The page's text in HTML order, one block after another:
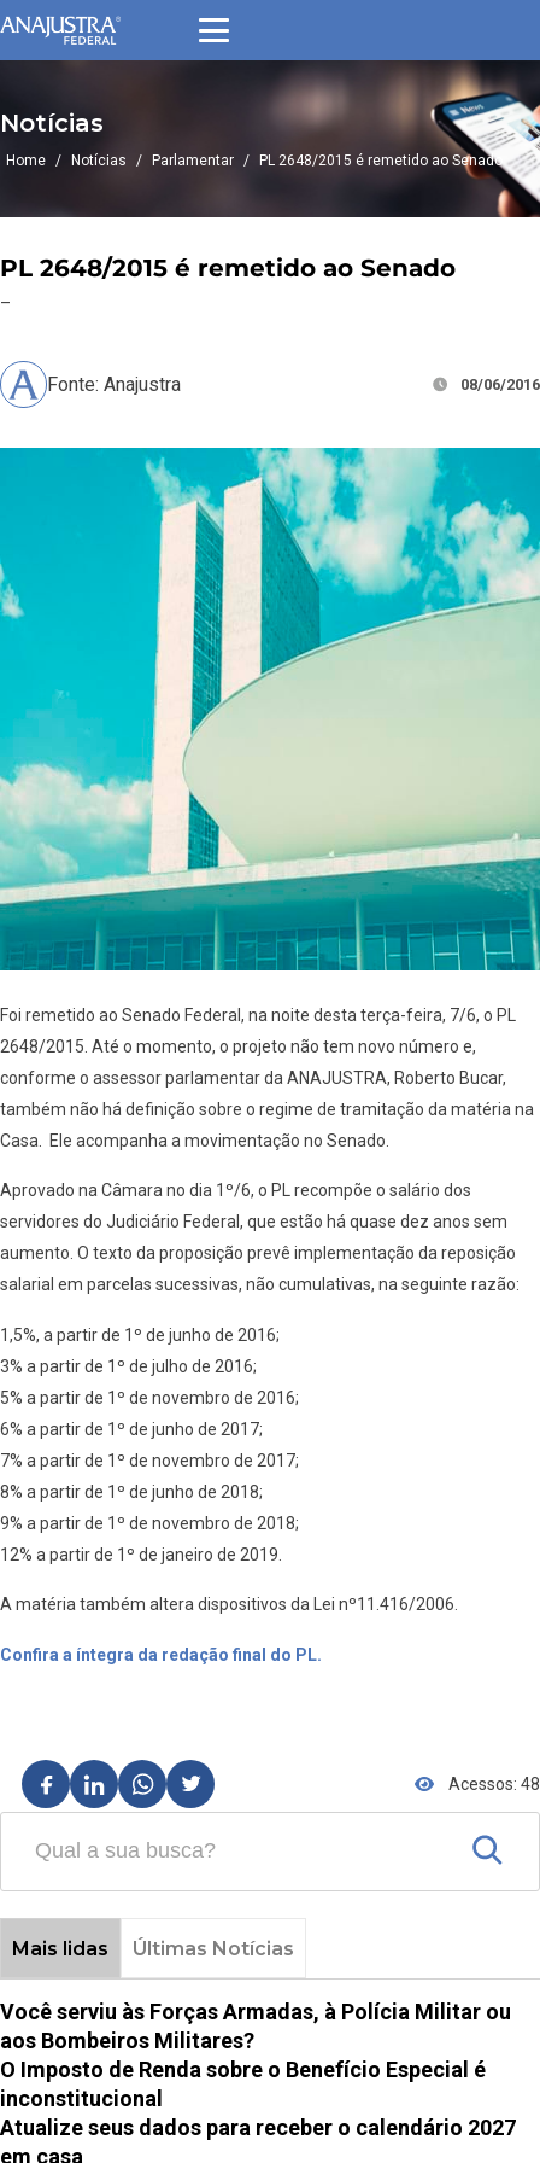
Notícias
Home / Notícias / Parlamentar / PL 2648/2015 é remetido ao Senado
PL 2648/2015 é remetido ao Senado
–
Fonte: Anajustra 08/06/2016
Foi remetido ao Senado Federal, na noite desta terça-feira, 7/6, o PL
2648/2015. Até o momento, o projeto não tem novo número e,
conforme o assessor parlamentar da ANAJUSTRA, Roberto Bucar,
também não há definição sobre o regime de tramitação da matéria na
Casa. Ele acompanha a movimentação no Senado.
Aprovado na Câmara no dia 1º/6, o PL recompõe o salário dos
servidores do Judiciário Federal, que estão há quase dez anos sem
aumento. O texto da proposição prevê implementação da reposição
salarial em parcelas sucessivas, não cumulativas, na seguinte razão:
1,5%, a partir de 1º de junho de 2016;
3% a partir de 1º de julho de 2016;
5% a partir de 1º de novembro de 2016;
6% a partir de 1º de junho de 2017;
7% a partir de 1º de novembro de 2017;
8% a partir de 1º de junho de 2018;
9% a partir de 1º de novembro de 2018;
12% a partir de 1º de janeiro de 2019.
A matéria também altera dispositivos da Lei nº11.416/2006.
Confira a íntegra da redação final do PL.
Acessos: 48
Mais lidas Últimas Notícias
Você serviu às Forças Armadas, à Polícia Militar ou
aos Bombeiros Militares?
O Imposto de Renda sobre o Benefício Especial é
inconstitucional
Atualize seus dados para receber o calendário 2027
em casa